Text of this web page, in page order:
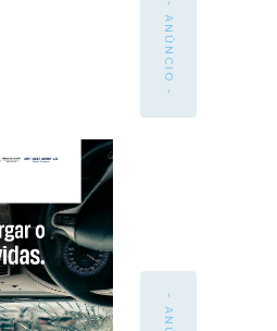
- ANÚNCIO -